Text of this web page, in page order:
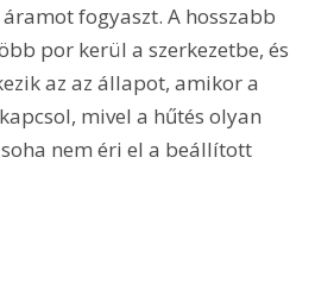
fogyaszt. A hosszabb
por kerül a szerkezetbe, és
az az állapot, amikor a
mivel a hűtés olyan
nem éri el a beállított